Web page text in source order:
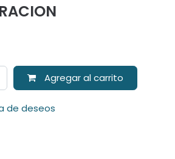
Agregar al carrito
de deseos